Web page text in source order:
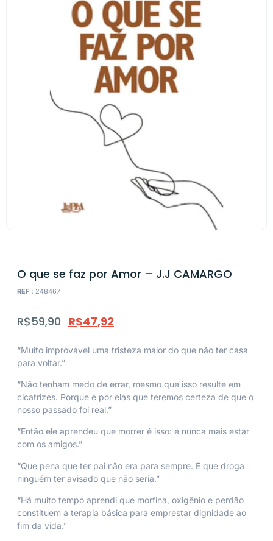
O que se faz por Amor – J.J CAMARGO
REF : 248467
R$59,90 R$47,92
“Muito improvável uma tristeza maior do que não ter casa
para voltar.”
“Não tenham medo de errar, mesmo que isso resulte em
cicatrizes. Porque é por elas que teremos certeza de que o
nosso passado foi real.”
“Então ele aprendeu que morrer é isso: é nunca mais estar
com os amigos.”
“Que pena que ter pai não era para sempre. E que droga
ninguém ter avisado que não seria.”
“Há muito tempo aprendi que morfina, oxigênio e perdão
constituem a terapia básica para emprestar dignidade ao
fim da vida.”